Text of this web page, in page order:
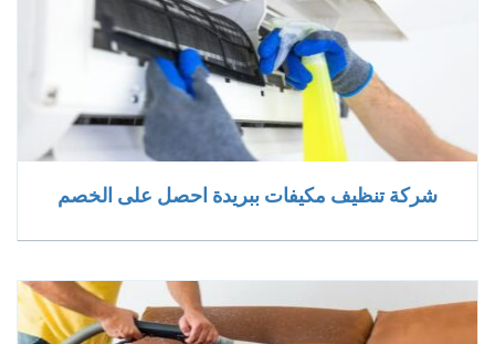
شركة تنظيف مكيفات ببريدة احصل على الخصم